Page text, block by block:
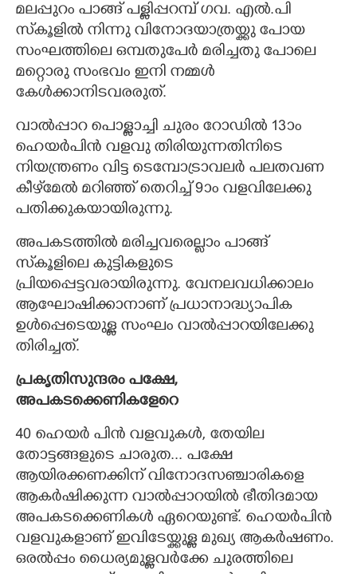
മലപ്പുറം പാങ്ങ് പള്ളിപ്പറമ്പ് ഗവ. എൽ.പി
സ്‌കൂളിൽ നിന്നു വിനോദയാത്രയ്ക്കു പോയ
സംഘത്തിലെ ഒമ്പതുപേർ മരിച്ചതു പോലെ
മറ്റൊരു സംഭവം ഇനി നമ്മൾ
കേൾക്കാനിടവരരുത്.
വാൽപ്പാറ പൊള്ളാച്ചി ചുരം റോഡിൽ 13ാം
ഹെയർപിൻ വളവു തിരിയുന്നതിനിടെ
നിയന്ത്രണം വിട്ട ടെമ്പോട്രാവലർ പലതവണ
കീഴ്‌മേൽ മറിഞ്ഞ് തെറിച്ച് 9ാം വളവിലേക്കു
പതിക്കുകയായിരുന്നു.
അപകടത്തിൽ മരിച്ചവരെല്ലാം പാങ്ങ്
സ്‌കൂളിലെ കുട്ടികളുടെ
പ്രിയപ്പെട്ടവരായിരുന്നു. വേനലവധിക്കാലം
ആഘോഷിക്കാനാണ് പ്രധാനാദ്ധ്യാപിക
ഉൾപ്പെടെയുള്ള സംഘം വാൽപ്പാറയിലേക്കു
തിരിച്ചത്.
പ്രകൃതിസുന്ദരം പക്ഷേ,
അപകടക്കെണികളേറെ
40 ഹെയർ പിൻ വളവുകൾ, തേയില
തോട്ടങ്ങളുടെ ചാരുത... പക്ഷേ
ആയിരക്കണക്കിന് വിനോദസഞ്ചാരികളെ
ആകർഷിക്കുന്ന വാൽപ്പാറയിൽ ഭീതിദമായ
അപകടക്കെണികൾ ഏറെയുണ്ട്. ഹെയർപിൻ
വളവുകളാണ് ഇവിടേയ്ക്കുള്ള മുഖ്യ ആകർഷണം.
ഒരൽപ്പം ധൈര്യമുള്ളവർക്കേ ചുരത്തിലെ